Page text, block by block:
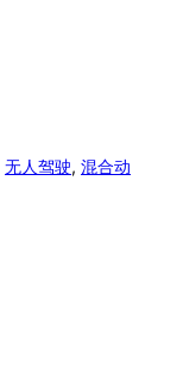
无人驾驶, 混合动